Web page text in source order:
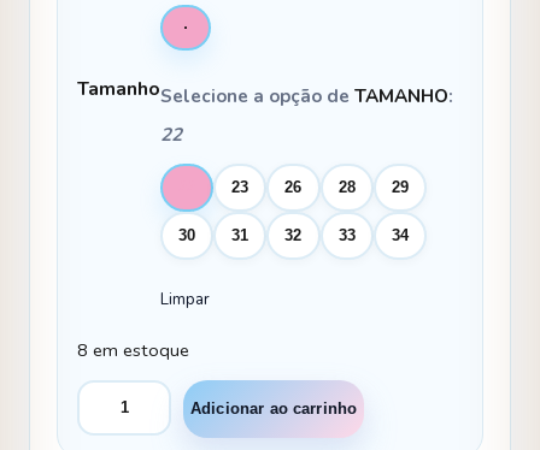
TamanhoSelecione a opção de TAMANHO:
22
23 26 28 29
30 31 32 33 34
Limpar
8 em estoque
Bota
Nilqi
Adicionar ao carrinho